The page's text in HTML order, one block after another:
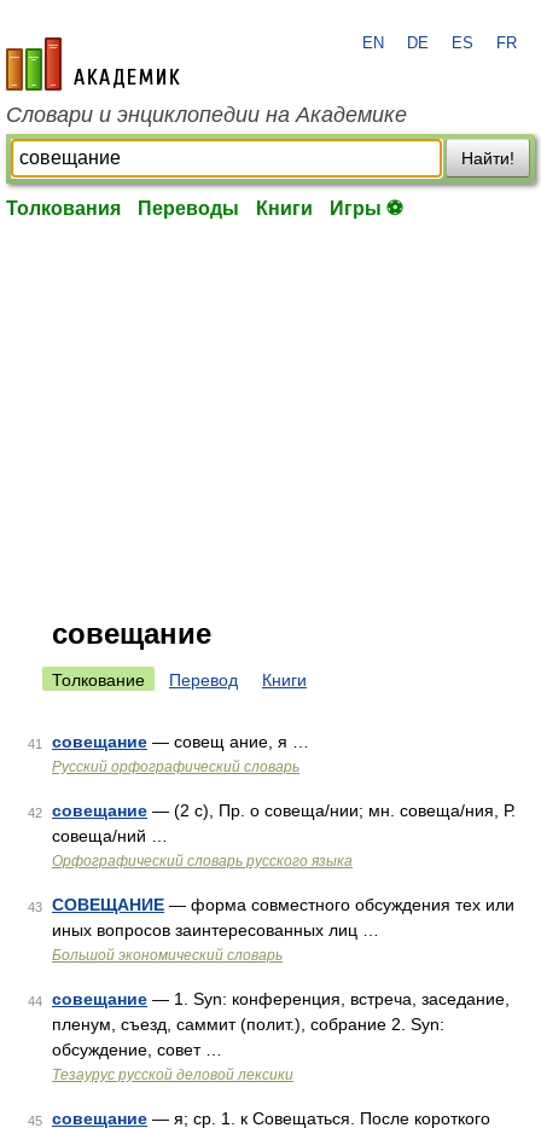
academic.ru
EN DE ES FR
Словари и энциклопедии на Академике
Найти!
Толкования Переводы Книги Игры ⚽
совещание
Толкование Перевод Книги
41 совещание — совещ ание, я …
Русский орфографический словарь
42 совещание — (2 с), Пр. о совеща/нии; мн. совеща/ния, Р.
совеща/ний …
Орфографический словарь русского языка
43 СОВЕЩАНИЕ — форма совместного обсуждения тех или
иных вопросов заинтересованных лиц …
Большой экономический словарь
44 совещание — 1. Syn: конференция, встреча, заседание,
пленум, съезд, саммит (полит.), собрание 2. Syn:
обсуждение, совет …
Тезаурус русской деловой лексики
45 совещание — я; ср. 1. к Совещаться. После короткого